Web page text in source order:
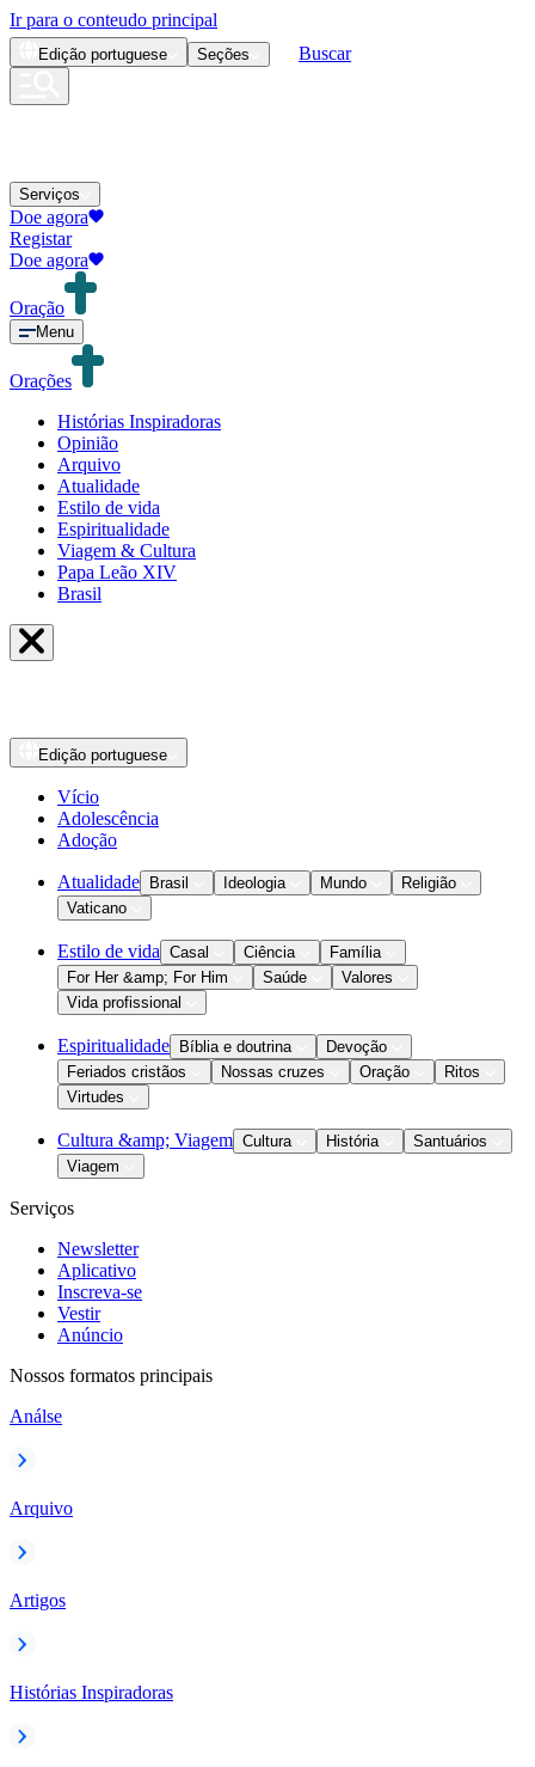
Ir para o conteudo principal
Edição portuguese Seções Buscar
Serviços
Doe agora
Registar
Doe agora
Oração
Menu
Orações
Histórias Inspiradoras
Opinião
Arquivo
Atualidade
Estilo de vida
Espiritualidade
Viagem & Cultura
Papa Leão XIV
Brasil
Edição portuguese
Vício
Adolescência
Adoção
Atualidade Brasil Ideologia Mundo
Religião
Vaticano
Estilo de vida Casal Ciência
Família
For Her &amp; For Him
Saúde
Valores
Vida profissional
Espiritualidade Bíblia e doutrina
Devoção
Feriados cristãos
Nossas cruzes Oração
Ritos
Virtudes
Cultura &amp; Viagem Cultura História
Santuários
Viagem
Serviços
Newsletter
Aplicativo
Inscreva-se
Vestir
Anúncio
Nossos formatos principais
Análse
Arquivo
Artigos
Histórias Inspiradoras